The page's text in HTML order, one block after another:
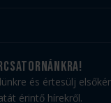
és értesülj
érintő hírekről.